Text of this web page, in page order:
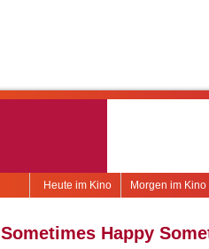
Morgen im Kino
Heute im Kino
Sometimes Happy